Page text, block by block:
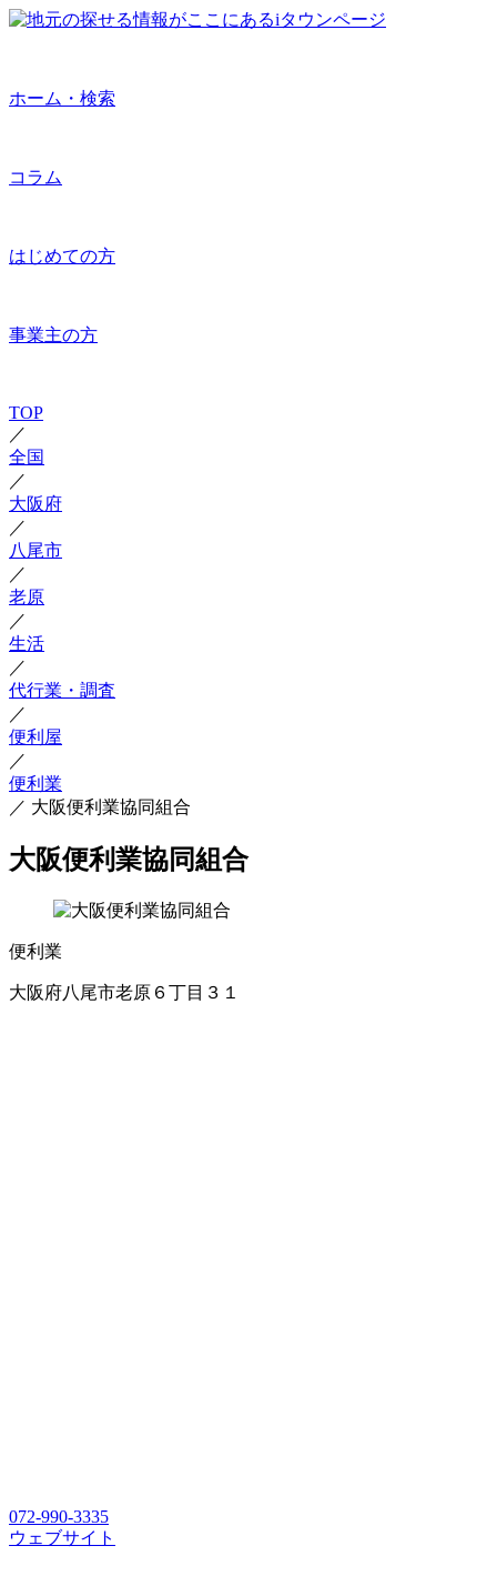
ホーム・検索
コラム
はじめての方
事業主の方
TOP
／
全国
／
大阪府
／
八尾市
／
老原
／
生活
／
代行業・調査
／
便利屋
／
便利業
／ 大阪便利業協同組合
大阪便利業協同組合
便利業
大阪府八尾市老原６丁目３１
072-990-3335
ウェブサイト